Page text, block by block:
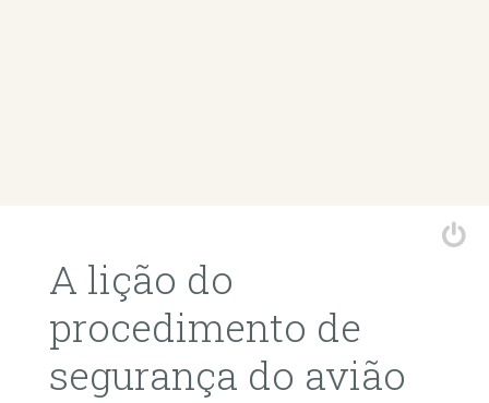
A lição do
procedimento de
segurança do avião